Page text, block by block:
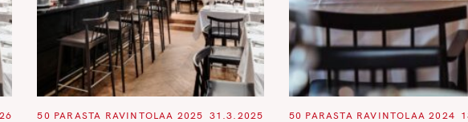
C
50 PARASTA RAVINTOLAA 2025 31.3.2025
C
50 PARASTA RAVINTOLAA 2024